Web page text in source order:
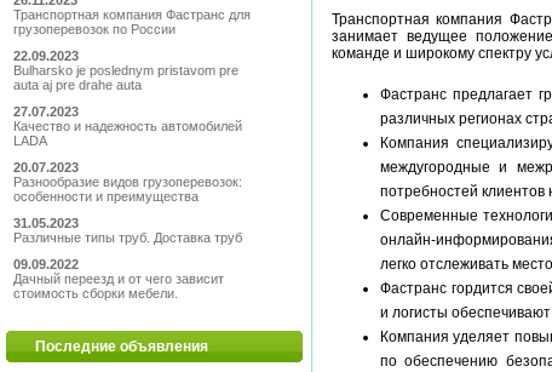
Транспортная компания Фастранс для
грузоперевозок по России
22.09.2023
Bulharsko je poslednym pristavom pre
auta aj pre drahe auta
27.07.2023
Качество и надежность автомобилей
LADA
20.07.2023
Разнообразие видов грузоперевозок:
особенности и преимущества
31.05.2023
Различные типы труб. Доставка труб
09.09.2022
Дачный переезд и от чего зависит
стоимость сборки мебели.
Последние объявления
Транспортная компания
занимает ведущее
команде и широкому спектру
Фастранс предлагает
различных регионах
Компания
междугородные и
потребностей клиентов
Современные
онлайн-
легко отслеживать
Фастранс гордится
и логисты
Компания уделяет
по обеспечению